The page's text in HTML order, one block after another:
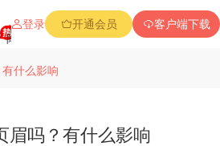
降重复率 降Aigc率 免费查重 PPT创作
登录 开通会员 客户端下载
什么影响
眉吗？有什么影响